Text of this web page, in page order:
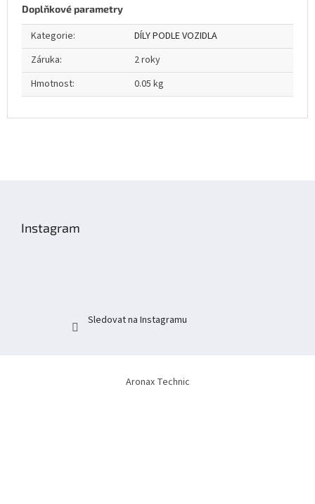
Doplňkové parametry
Kategorie:
DÍLY PODLE VOZIDLA
Záruka:
2 roky
Hmotnost: 0.05 kg
Instagram
Sledovat na Instagramu
Aronax Technic